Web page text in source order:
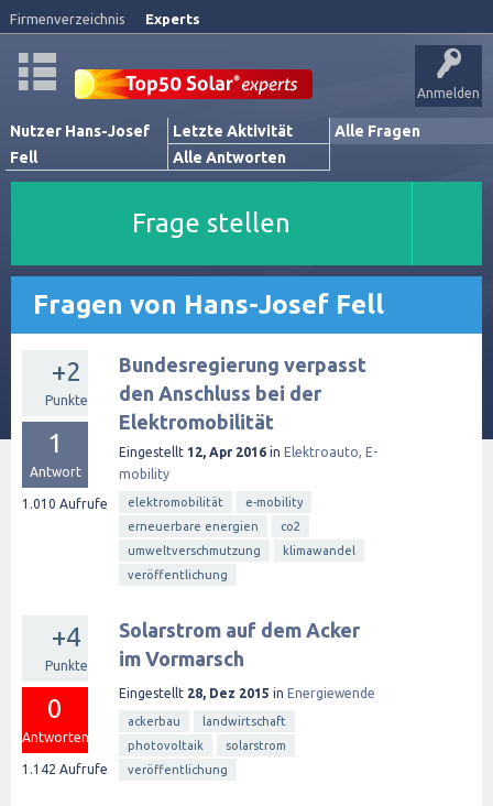
Firmenverzeichnis Experts
Anmelden
Nutzer Hans-Josef
Fell
Letzte Aktivität
Alle Fragen
Alle Antworten
Frage stellen
Fragen von Hans-Josef Fell
+2
Punkte
1
Antwort
1.010 Aufrufe
Bundesregierung verpasst
den Anschluss bei der
Elektromobilität
Eingestellt 12, Apr 2016 in Elektroauto, E-
mobility
elektromobilität
e-mobility
erneuerbare energien
co2
umweltverschmutzung
klimawandel
veröffentlichung
+4
Punkte
0
Antworten
1.142 Aufrufe
Solarstrom auf dem Acker
im Vormarsch
Eingestellt 28, Dez 2015 in Energiewende
ackerbau
landwirtschaft
photovoltaik
solarstrom
veröffentlichung